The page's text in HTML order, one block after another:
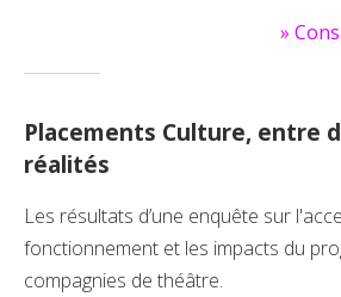
»
Placements Culture, entre
réalités
Les résultats d’une enquête sur
fonctionnement et les impacts du
compagnies de théâtre.